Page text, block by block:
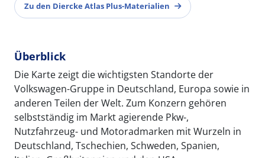
Zu den Diercke Atlas Plus-Materialien
Überblick
Die Karte zeigt die wichtigsten Standorte der
Volkswagen-Gruppe in Deutschland, Europa sowie in
anderen Teilen der Welt. Zum Konzern gehören
selbstständig im Markt agierende Pkw-,
Nutzfahrzeug- und Motoradmarken mit Wurzeln in
Deutschland, Tschechien, Schweden, Spanien,